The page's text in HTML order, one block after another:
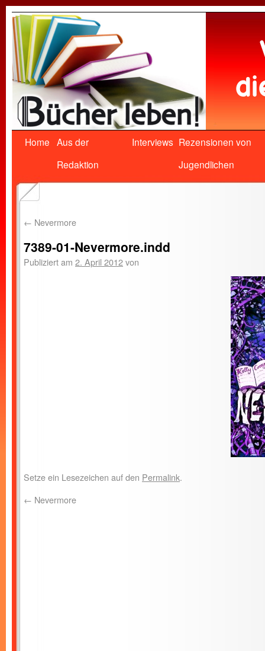
Home Aus der
Redaktion
Interviews Rezensionen von
Jugendlichen
← Nevermore
7389-01-Nevermore.indd
Publiziert am 2. April 2012von
Setze ein Lesezeichen auf den Permalink.
← Nevermore